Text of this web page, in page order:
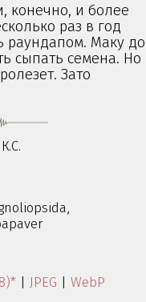
конечно, и более
раз в год
раундапом. Маку до
сыпать семена. Но
Зато
К.С.
JPEG WebP